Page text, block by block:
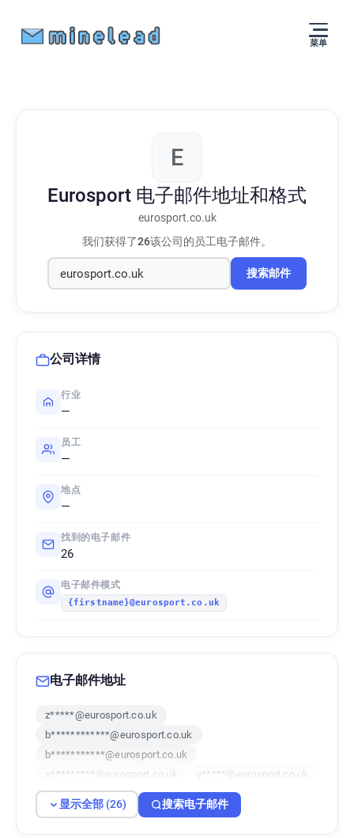
菜单
E
Eurosport 电子邮件地址和格式
eurosport.co.uk
我们获得了26该公司的员工电子邮件。
搜索邮件
公司详情
行业
—
员工
—
地点
—
找到的电子邮件
26
电子邮件模式
{firstname}@eurosport.co.uk
电子邮件地址
z*****@eurosport.co.uk
b************@eurosport.co.uk
b***********@eurosport.co.uk
s*********@eurosport.co.uk
y*****@eurosport.co.uk
q************@eurosport.co.uk
q*******@eurosport.co.uk
显示全部 (26) 搜索电子邮件